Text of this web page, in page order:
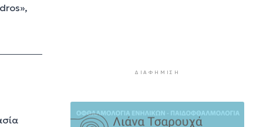
εκπαιδευτικών
10 ώρες 10 λεπτά πρίν
ΔΙΑΦΉΜΙΣΗ